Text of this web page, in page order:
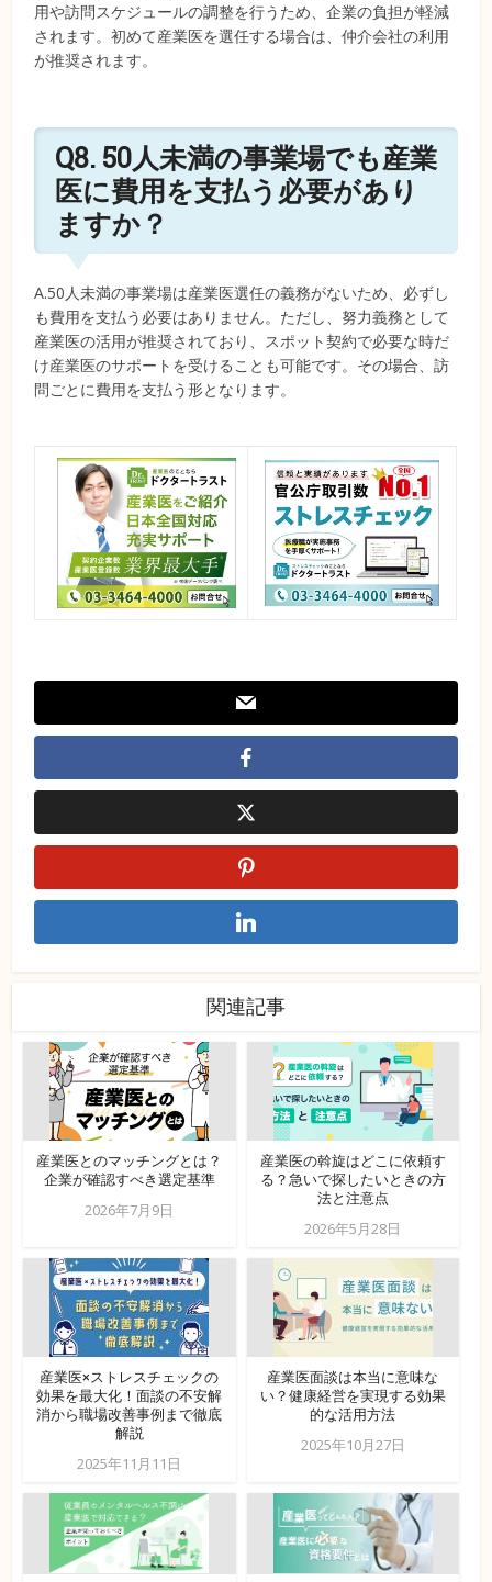
用や訪問スケジュールの調整を行うため、企業の負担が軽減
されます。初めて産業医を選任する場合は、仲介会社の利用
が推奨されます。
Q8. 50人未満の事業場でも産業
医に費用を支払う必要があり
ますか？
A.50人未満の事業場は産業医選任の義務がないため、必ずし
も費用を支払う必要はありません。ただし、努力義務として
産業医の活用が推奨されており、スポット契約で必要な時だ
け産業医のサポートを受けることも可能です。その場合、訪
問ごとに費用を支払う形となります。
関連記事
産業医とのマッチングとは？
企業が確認すべき選定基準
2026年7月9日
産業医の斡旋はどこに依頼す
る？急いで探したいときの方
法と注意点
2026年5月28日
産業医×ストレスチェックの
効果を最大化！面談の不安解
消から職場改善事例まで徹底
解説
2025年11月11日
産業医面談は本当に意味な
い？健康経営を実現する効果
的な活用方法
2025年10月27日